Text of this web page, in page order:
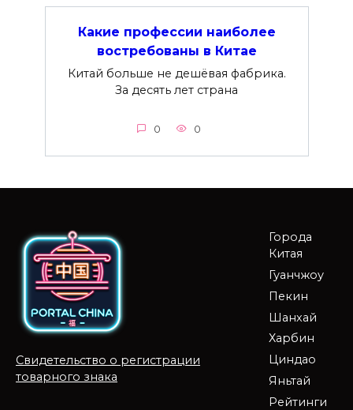
Какие профессии наиболее
востребованы в Китае
Китай больше не дешёвая фабрика.
За десять лет страна
0 0
Свидетельство о регистрации
товарного знака
Города
Китая
Гуанчжоу
Пекин
Шанхай
Харбин
Циндао
Яньтай
Рейтинги